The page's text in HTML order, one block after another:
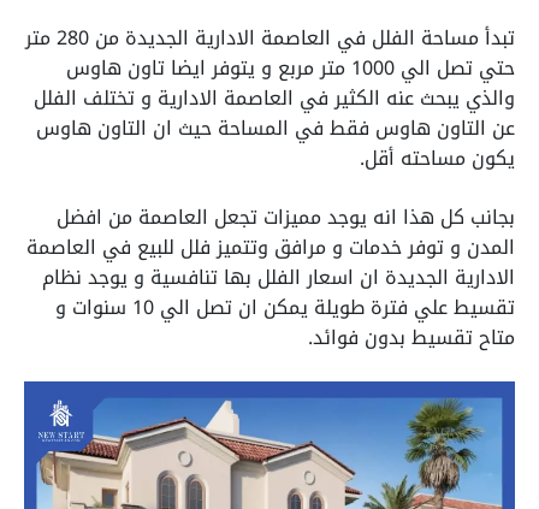
تبدأ مساحة الفلل في العاصمة الادارية الجديدة من 280 متر
حتي تصل الي 1000 متر مربع و يتوفر ايضا تاون هاوس
والذي يبحث عنه الكثير في العاصمة الادارية و تختلف الفلل
عن التاون هاوس فقط في المساحة حيث ان التاون هاوس
يكون مساحته أقل.
بجانب كل هذا انه يوجد مميزات تجعل العاصمة من افضل
المدن و توفر خدمات و مرافق وتتميز فلل للبيع في العاصمة
الادارية الجديدة ان اسعار الفلل بها تنافسية و يوجد نظام
تقسيط علي فترة طويلة يمكن ان تصل الي 10 سنوات و
متاح تقسيط بدون فوائد.